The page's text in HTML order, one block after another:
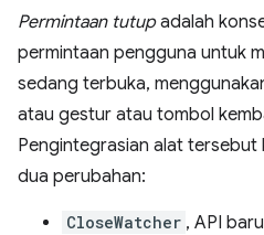
Permintaan tutupadalah
permintaan pengguna untuk
sedang terbuka,
atau gestur atau tombol
Pengintegrasian alat tersebut
dua perubahan:
CloseWatcher , API